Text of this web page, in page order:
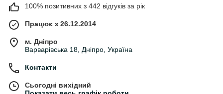
100% позитивних з 442 відгуків за рік
Працює з 26.12.2014
м. Дніпро
Варварівська 18, Дніпро, Україна
Контакти
Сьогодні вихідний